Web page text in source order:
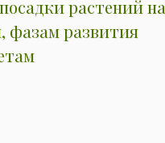
растений на
фазам развития